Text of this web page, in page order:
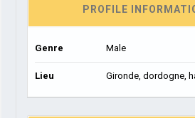
PROFILE
Genre Male
Lieu Gironde, dordogne,